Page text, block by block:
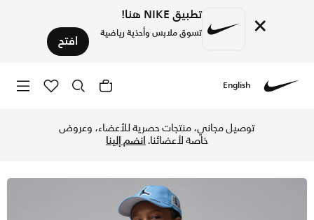
× تطبيق NIKE هنا!
تسوق ملابس وأحذية رياضية افتح
English
توصيل مجاني، منتجات حصرية للأعضاء، وعروض
خاصة لأعضائنا.انضم إلينا